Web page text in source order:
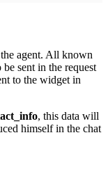
agent. All known
sent in the request
to the widget in
, this data will
himself in the chat